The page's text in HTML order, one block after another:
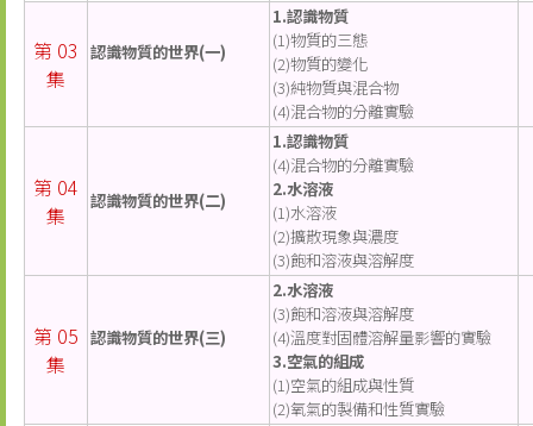
第 03
集
認識物質的世界(一)
1.認識物質
(1)物質的三態
(2)物質的變化
(3)純物質與混合物
(4)混合物的分離實驗
第 04
集
認識物質的世界(二)
1.認識物質
(4)混合物的分離實驗
2.水溶液
(1)水溶液
(2)擴散現象與濃度
(3)飽和溶液與溶解度
第 05
集
認識物質的世界(三)
2.水溶液
(3)飽和溶液與溶解度
(4)溫度對固體溶解量影響的實驗
3.空氣的組成
(1)空氣的組成與性質
(2)氧氣的製備和性質實驗